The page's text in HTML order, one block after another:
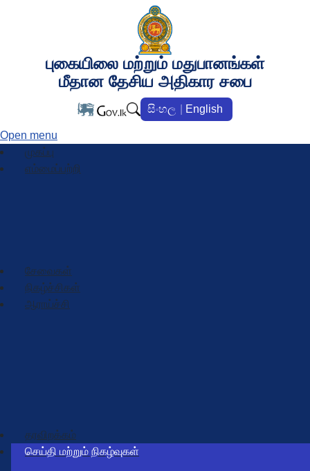
புகையிலை மற்றும் மதுபானங்கள்
மீதான தேசிய அதிகார சபை
සිංහල English
Open menu
முகப்பு
எம்மைப்பற்றி
சேவைகள்
நிகழ்ச்சிகள்
ஆராய்ச்சி
தரவிறக்கம்
செய்தி மற்றும் நிகழ்வுகள்